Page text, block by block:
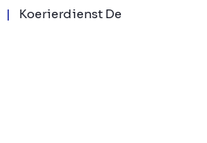
Koerierdienst De